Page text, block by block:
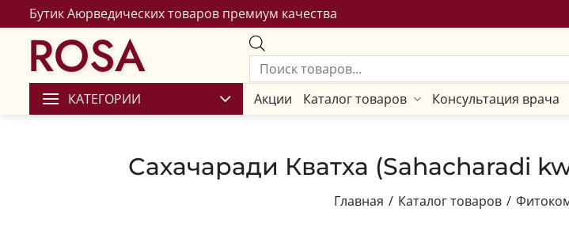
Бутик Аюрведических товаров премиум качества
ROSA
КАТЕГОРИИ Акции Каталог товаров Консультация врача
Сахачаради Кватха (Sahacharadi
Главная / Каталог товаров /